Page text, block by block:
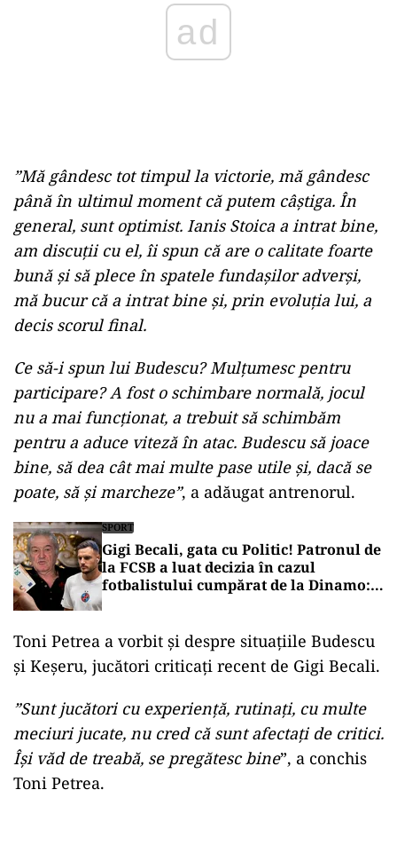
”Mă gândesc tot timpul la victorie, mă gândesc
până în ultimul moment că putem câștiga. În
general, sunt optimist. Ianis Stoica a intrat bine,
am discuții cu el, îi spun că are o calitate foarte
bună și să plece în spatele fundașilor adverși,
mă bucur că a intrat bine și, prin evoluția lui, a
decis scorul final.
Ce să-i spun lui Budescu? Mulțumesc pentru
participare? A fost o schimbare normală, jocul
nu a mai funcționat, a trebuit să schimbăm
pentru a aduce viteză în atac. Budescu să joace
bine, să dea cât mai multe pase utile și, dacă se
poate, să și marcheze”, a adăugat antrenorul.
SPORT
Gigi Becali, gata cu Politic! Patronul de
la FCSB a luat decizia în cazul
fotbalistului cumpărat de la Dinamo:
Toni Petrea a vorbit și despre situațiile Budescu
și Keșeru, jucători criticați recent de Gigi Becali.
”Sunt jucători cu experiență, rutinați, cu multe
meciuri jucate, nu cred că sunt afectați de critici.
Își văd de treabă, se pregătesc bine”, a conchis
Toni Petrea.